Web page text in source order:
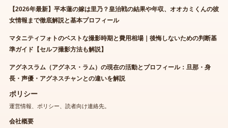
【2026年最新】平本蓮の嫁は里乃？皇治戦の結果や年収、オオカミくんの彼
女情報まで徹底解説と基本プロフィール
マタニティフォトのベストな撮影時期と費用相場｜後悔しないための判断基
準ガイド【セルフ撮影方法も解説】
アグネスラム（アグネス・ラム）の現在の活動とプロフィール：旦那・身
長・声優・アグネスチャンとの違いを解説
ポリシー
運営情報、ポリシー、読者向け連絡先。
会社概要